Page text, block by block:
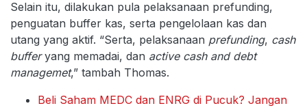
Selain itu, dilakukan pula pelaksanaan prefunding,
penguatan buffer kas, serta pengelolaan kas dan
utang yang aktif. “Serta, pelaksanaan prefunding, cash
bufferyang memadai, dan active cash and debt
managemet,” tambah Thomas.
Beli Saham MEDC dan ENRG di Pucuk? Jangan